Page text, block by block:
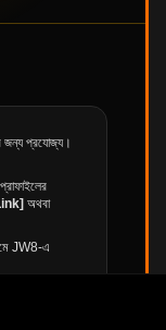
জন্য প্রযোজ্য।
অথবা
JW8-এ
ওপর